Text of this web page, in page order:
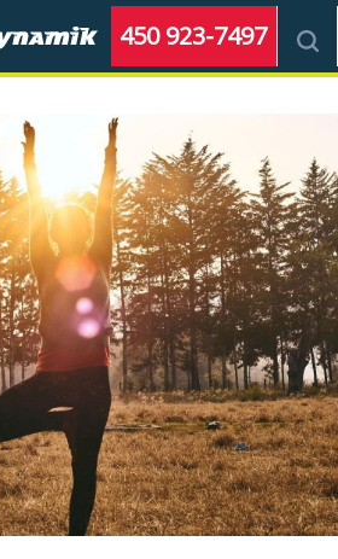
450 923-7497